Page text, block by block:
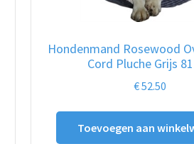
Hondenmand Rosewood
Cord Pluche Grijs
€52.50
Toevoegen aan